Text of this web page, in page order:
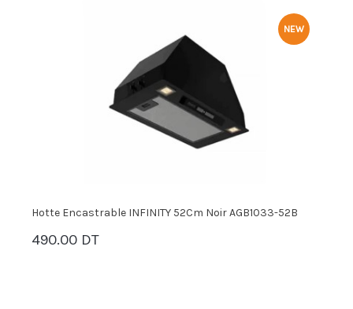
NEW
Hotte Encastrable INFINITY 52Cm Noir AGB1033-52B
490.00 DT
PANIER